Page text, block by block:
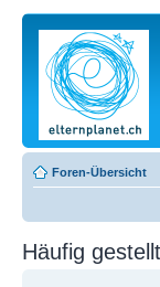
Foren-Übersicht
Häufig